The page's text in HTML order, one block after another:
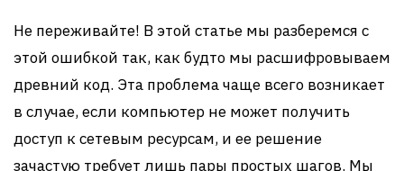
Не переживайте! В этой статье мы разберемся с
этой ошибкой так, как будто мы расшифровываем
древний код. Эта проблема чаще всего возникает
в случае, если компьютер не может получить
доступ к сетевым ресурсам, и ее решение
зачастую требует лишь пары простых шагов. Мы